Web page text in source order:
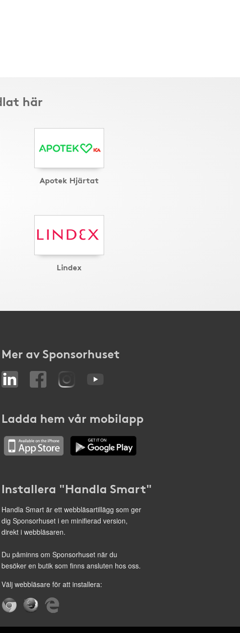
här
Apotek Hjärtat
Lindex
Mer av Sponsorhuset
Ladda hem vår mobilapp
Installera "Handla Smart"
Handla Smart är ett webbläsartillägg som ger
dig Sponsorhuset i en minifierad version,
direkt i webbläsaren.
Du påminns om Sponsorhuset när du
besöker en butik som finns ansluten hos oss.
Välj webbläsare för att installera: